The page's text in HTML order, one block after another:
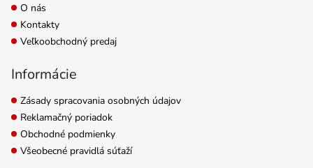
O nás
Kontakty
Veľkoobchodný predaj
Informácie
Zásady spracovania osobných údajov
Reklamačný poriadok
Obchodné podmienky
Všeobecné pravidlá súťaží